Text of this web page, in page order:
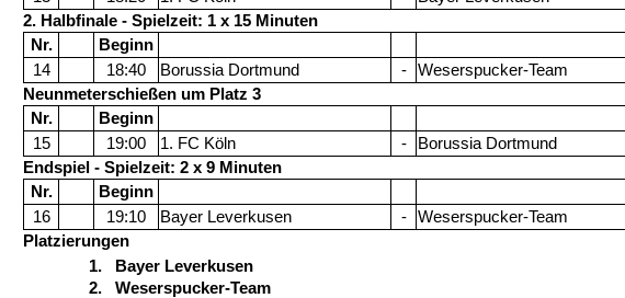
2. Halbfinale - Spielzeit: 1 x 15 Minuten
Nr.
Beginn
14
18:40 Borussia Dortmund - Weserspucker-Team
Neunmeterschießen um Platz 3
Nr.
Beginn
15
19:00 1. FC Köln - Borussia Dortmund
Endspiel - Spielzeit: 2 x 9 Minuten
Nr.
Beginn
16
19:10 Bayer Leverkusen - Weserspucker-Team
Platzierungen
1. Bayer Leverkusen
2. Weserspucker-Team